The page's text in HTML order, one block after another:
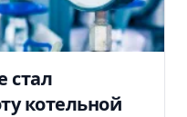
стал
котельной